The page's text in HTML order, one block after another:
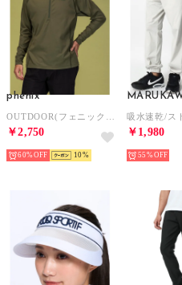
phenix
￥2,750
60% 10
￥1,980
55%